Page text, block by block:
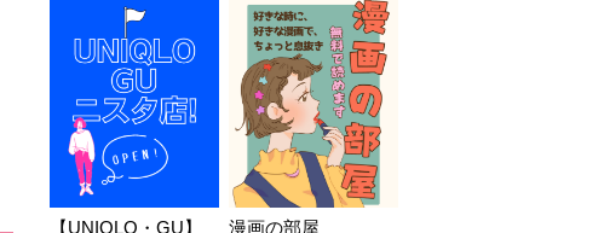
【UNIQLO・GU】 漫画の部屋